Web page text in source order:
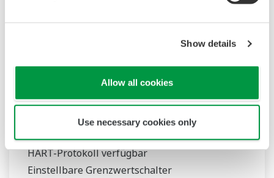
Show details
Allow all cookies
Use necessary cookies only
316L-Edelstahlkonstruktion
1,6 % Genauigkeit (qG = 50 %)
4 bis 20 mA Signalausgang
HART-Protokoll verfügbar
Einstellbare Grenzwertschalter